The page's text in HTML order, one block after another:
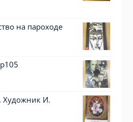
на пароходе
Художник И.